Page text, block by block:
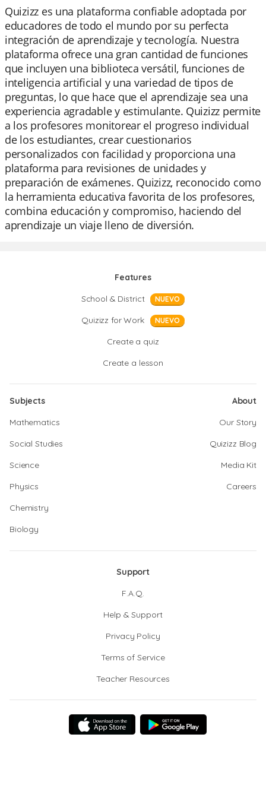
Quizizz es una plataforma confiable adoptada por
educadores de todo el mundo por su perfecta
integración de aprendizaje y tecnología. Nuestra
plataforma ofrece una gran cantidad de funciones
que incluyen una biblioteca versátil, funciones de
inteligencia artificial y una variedad de tipos de
preguntas, lo que hace que el aprendizaje sea una
experiencia agradable y estimulante. Quizizz permite
a los profesores monitorear el progreso individual
de los estudiantes, crear cuestionarios
personalizados con facilidad y proporciona una
plataforma para revisiones de unidades y
preparación de exámenes. Quizizz, reconocido como
la herramienta educativa favorita de los profesores,
combina educación y compromiso, haciendo del
aprendizaje un viaje lleno de diversión.
Features
School & District
NUEVO
Quizizz for Work NUEVO
Create a quiz
Create a lesson
Subjects
Mathematics
Social Studies
Science
Physics
Chemistry
Biology
About
Our Story
Quizizz Blog
Media Kit
Careers
Support
F.A.Q.
Help & Support
Privacy Policy
Terms of Service
Teacher Resources